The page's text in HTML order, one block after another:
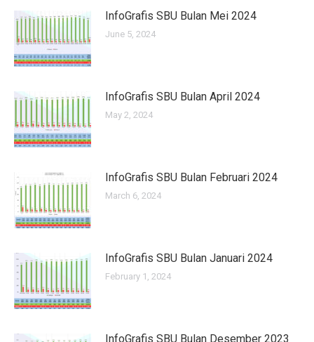
InfoGrafis SBU Bulan Mei 2024
June 5, 2024
InfoGrafis SBU Bulan April 2024
May 2, 2024
InfoGrafis SBU Bulan Februari 2024
March 6, 2024
InfoGrafis SBU Bulan Januari 2024
February 1, 2024
InfoGrafis SBU Bulan Desember 2023